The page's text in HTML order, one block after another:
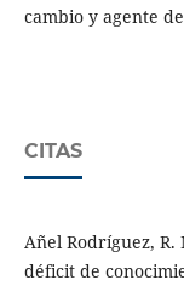
cambio y agente
CITAS
Añel Rodríguez,
déficit de